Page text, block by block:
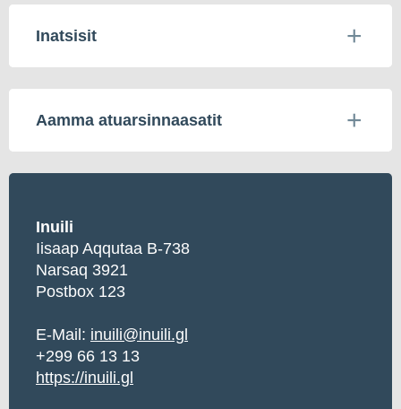
Inatsisit
Aamma atuarsinnaasatit
Inuili
Iisaap Aqqutaa B-738
Narsaq 3921
Postbox 123
E-Mail: inuili@inuili.gl
+299 66 13 13
https://inuili.gl